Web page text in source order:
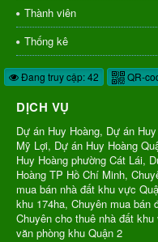
Thành viên
Thống kê
Đang truy cập: 42 QR-
DỊCH VỤ
Dự án Huy Hoàng, Dự án
Mỹ Lợi, Dự án Huy Hoàng
Huy Hoàng phường Cát Lái,
Hoàng TP Hồ Chí Minh,
mua bán nhà đất khu vực
khu 174ha, Chuyên mua bán
Chuyên cho thuê nhà đất
văn phòng khu Quận 2